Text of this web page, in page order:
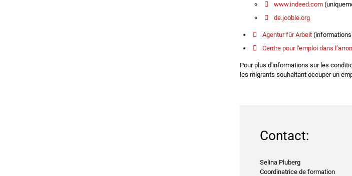
www.indeed.com
de.jooble.org
Agentur für Arbeit
Centre pour l'emploi dans
Pour plus d'informations sur les
les migrants souhaitant occuper un
Contact:
Selina Pluberg
Coordinatrice de formation